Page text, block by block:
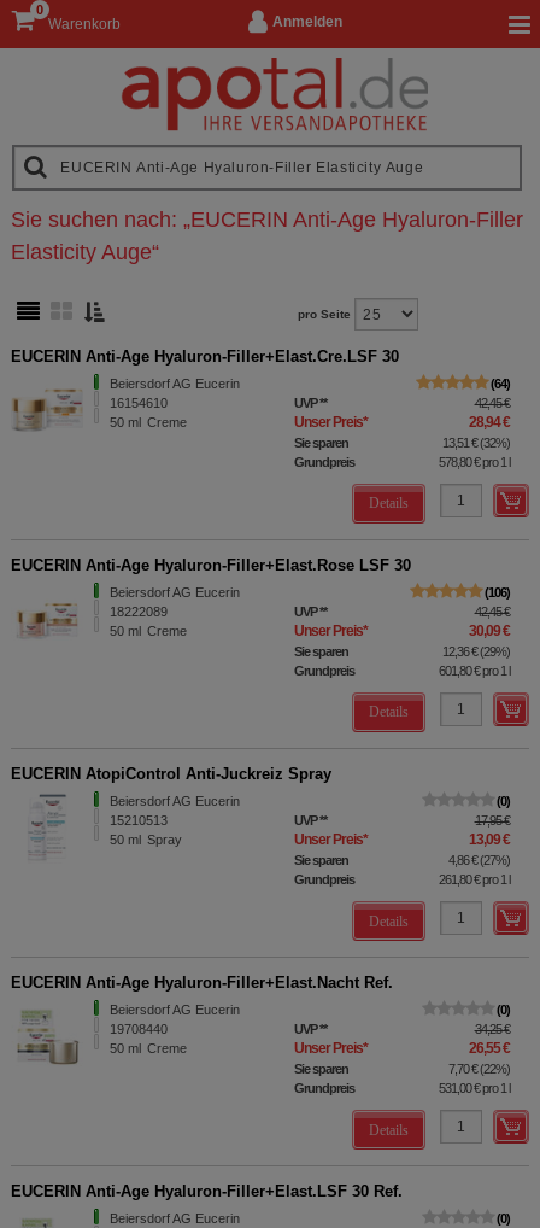
Anmelden
Warenkorb
0
Sie suchen nach: „EUCERIN Anti-Age Hyaluron-Filler
Elasticity Auge“
pro Seite
EUCERIN Anti-Age Hyaluron-Filler+Elast.Cre.LSF 30
Beiersdorf AG Eucerin
16154610
50 ml Creme
64
UVP** 42,45 €
Unser Preis* 28,94 €
Sie sparen 13,51 €(32%)
Grundpreis
578,80 €pro 1 l
Details
EUCERIN Anti-Age Hyaluron-Filler+Elast.Rose LSF 30
Beiersdorf AG Eucerin
18222089
50 ml Creme
106
UVP** 42,45 €
Unser Preis* 30,09 €
Sie sparen 12,36 €(29%)
Grundpreis
601,80 €pro 1 l
Details
EUCERIN AtopiControl Anti-Juckreiz Spray
Beiersdorf AG Eucerin
15210513
50 ml Spray
0
UVP** 17,95 €
Unser Preis* 13,09 €
Sie sparen 4,86 €(27%)
Grundpreis
261,80 €pro 1 l
Details
EUCERIN Anti-Age Hyaluron-Filler+Elast.Nacht Ref.
Beiersdorf AG Eucerin
19708440
50 ml Creme
0
UVP** 34,25 €
Unser Preis* 26,55 €
Sie sparen 7,70 €(22%)
Grundpreis
531,00 €pro 1 l
Details
EUCERIN Anti-Age Hyaluron-Filler+Elast.LSF 30 Ref.
Beiersdorf AG Eucerin
0